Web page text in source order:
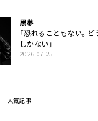
黒夢
「恐れることもない。
しかない」
2026.07.25
人気記事